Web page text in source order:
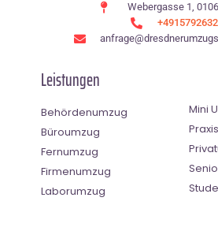
Webergasse 1,
Leistungen
Behördenumzug
Büroumzug
Fernumzug
Firmenumzug
Laborumzug
Mini